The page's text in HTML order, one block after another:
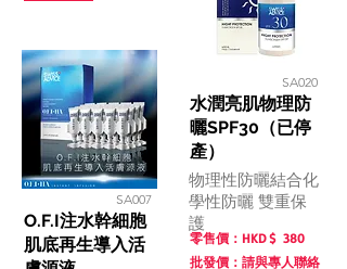
功效，重現更為年
輕緊緻的青春肌
理。
O.F.I注水幹細胞
肌底再生導入活
SA007
水潤亮肌物理防
曬SPF30（已停
產）
SA020
物理性防曬結合化
學性防曬 雙重保
護
零售價：HKD $ 380
批發價：請與專人聯絡